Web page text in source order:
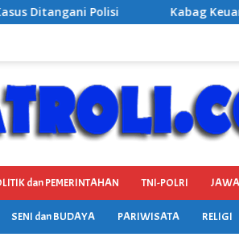
Keuangan DPRD Ponorogo Ditetapkan
dan PEMERINTAHAN TNI-POLRI
SENI dan BUDAYA PARIWISATA RELIGI